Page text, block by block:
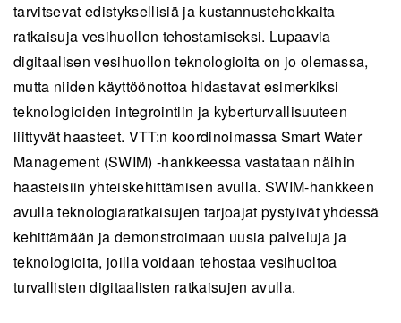
tarvitsevat edistyksellisiä ja kustannustehokkaita
ratkaisuja vesihuollon tehostamiseksi. Lupaavia
digitaalisen vesihuollon teknologioita on jo olemassa,
mutta niiden käyttöönottoa hidastavat esimerkiksi
teknologioiden integrointiin ja kyberturvallisuuteen
liittyvät haasteet. VTT:n koordinoimassa Smart Water
Management (SWIM) -hankkeessa vastataan näihin
haasteisiin yhteiskehittämisen avulla. SWIM-hankkeen
avulla teknologiaratkaisujen tarjoajat pystyivät yhdessä
kehittämään ja demonstroimaan uusia palveluja ja
teknologioita, joilla voidaan tehostaa vesihuoltoa
turvallisten digitaalisten ratkaisujen avulla.